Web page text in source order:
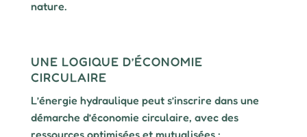
nature.
UNE LOGIQUE D’ÉCONOMIE
CIRCULAIRE
L’énergie hydraulique peut s’inscrire dans une
démarche d’économie circulaire, avec des